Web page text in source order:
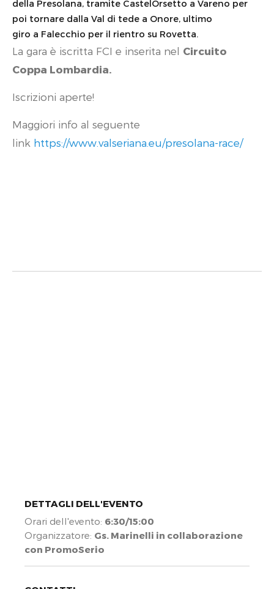
della Presolana, tramite CastelOrsetto a Vareno per
poi tornare dalla Val di tede a Onore, ultimo
giro a Falecchio per il rientro su Rovetta.
La gara è iscritta FCI e inserita nel Circuito
Coppa Lombardia.
Iscrizioni aperte!
Maggiori info al seguente
link https://www.valseriana.eu/presolana-race/
DETTAGLI DELL'EVENTO
Orari dell'evento: 6:30/15:00
Organizzatore: Gs. Marinelli in collaborazione
con PromoSerio